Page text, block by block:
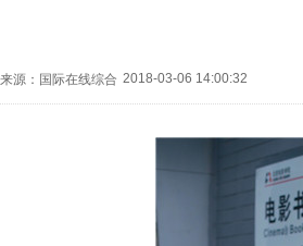
来源：国际在线综合 2018-03-06 14:00:32